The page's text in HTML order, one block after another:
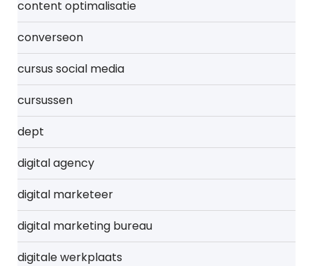
content optimalisatie
converseon
cursus social media
cursussen
dept
digital agency
digital marketeer
digital marketing bureau
digitale werkplaats